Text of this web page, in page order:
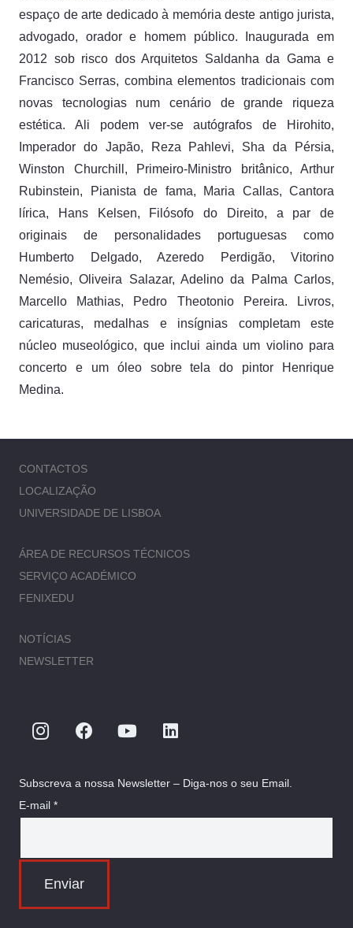
espaço de arte dedicado à memória deste antigo jurista,
advogado, orador e homem público. Inaugurada em
2012 sob risco dos Arquitetos Saldanha da Gama e
Francisco Serras, combina elementos tradicionais com
novas tecnologias num cenário de grande riqueza
estética. Ali podem ver-se autógrafos de Hirohito,
Imperador do Japão, Reza Pahlevi, Sha da Pérsia,
Winston Churchill, Primeiro-Ministro britânico, Arthur
Rubinstein, Pianista de fama, Maria Callas, Cantora
lírica, Hans Kelsen, Filósofo do Direito, a par de
originais de personalidades portuguesas como
Humberto Delgado, Azeredo Perdigão, Vitorino
Nemésio, Oliveira Salazar, Adelino da Palma Carlos,
Marcello Mathias, Pedro Theotonio Pereira. Livros,
caricaturas, medalhas e insígnias completam este
núcleo museológico, que inclui ainda um violino para
concerto e um óleo sobre tela do pintor Henrique
Medina.
CONTACTOS
LOCALIZAÇÃO
UNIVERSIDADE DE LISBOA
ÁREA DE RECURSOS TÉCNICOS
SERVIÇO ACADÉMICO
FENIXEDU
NOTÍCIAS
NEWSLETTER
Subscreva a nossa Newsletter – Diga-nos o seu Email.
E-mail *